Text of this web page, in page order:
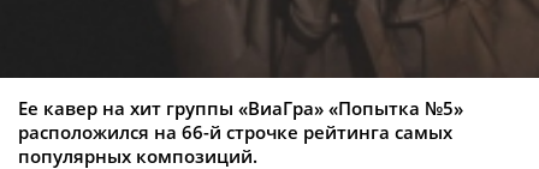
Ее кавер на хит группы «ВиаГра» «Попытка №5»
расположился на 66-й строчке рейтинга самых
популярных композиций.